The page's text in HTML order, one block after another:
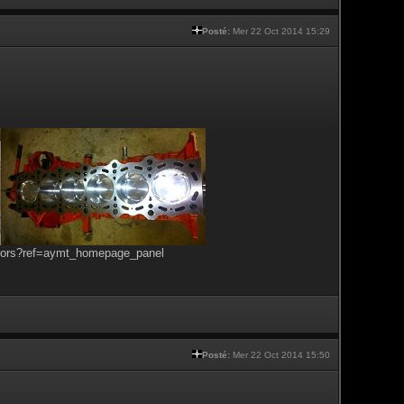
Posté: Mer 22 Oct 2014 15:29
Posté: Mer 22 Oct 2014 15:50